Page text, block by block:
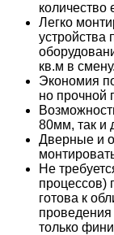
количество
Легко
устройства
кв.м в смену.
Экономия
но прочной
80мм, так и
Дверные и
Не
процессов)
готова к
проведения
только